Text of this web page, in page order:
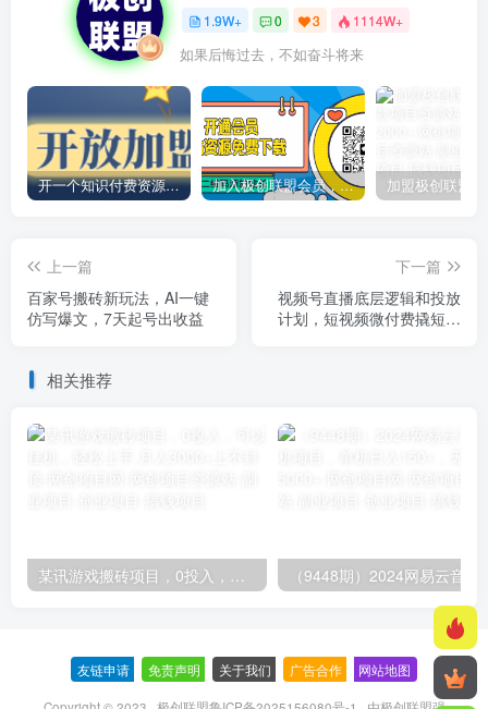
1.9W+ 0 3 1114W+
如果后悔过去，不如奋斗将来
开一个知识付费资源网站，小白也能日入1000+ 加入极创联盟会员，全站资源免费学习。
上一篇
百家号搬砖新玩法，AI一键
仿写爆文，7天起号出收益
下一篇
视频号直播底层逻辑和投放
计划，短视频微付费撬短引
相关推荐
友链申请 免责声明 关于我们 广告合作 网站地图